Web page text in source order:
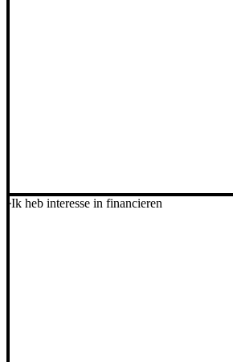
Ik heb interesse in financieren